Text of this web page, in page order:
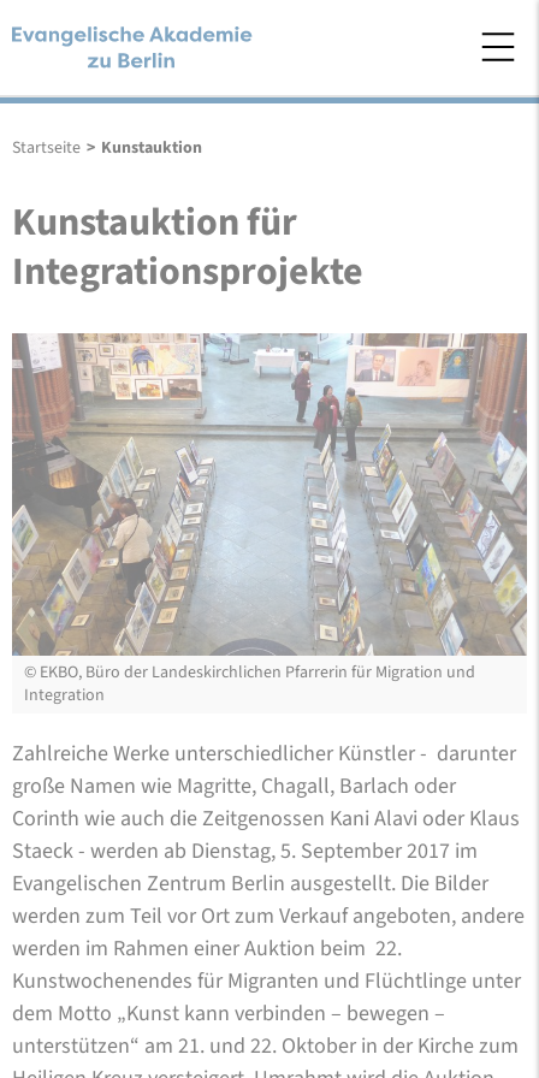
Startseite > Kunstauktion
Kunstauktion für
Integrationsprojekte
© EKBO, Büro der Landeskirchlichen Pfarrerin für Migration und
Integration
Zahlreiche Werke unterschiedlicher Künstler - darunter
große Namen wie Magritte, Chagall, Barlach oder
Corinth wie auch die Zeitgenossen Kani Alavi oder Klaus
Staeck - werden ab Dienstag, 5. September 2017 im
Evangelischen Zentrum Berlin ausgestellt. Die Bilder
werden zum Teil vor Ort zum Verkauf angeboten, andere
werden im Rahmen einer Auktion beim 22.
Kunstwochenendes für Migranten und Flüchtlinge unter
dem Motto „Kunst kann verbinden – bewegen –
unterstützen“ am 21. und 22. Oktober in der Kirche zum